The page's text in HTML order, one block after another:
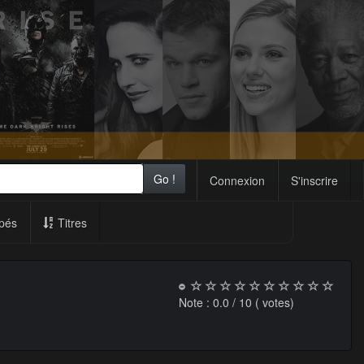
Connexion S'inscrire
Go !
Titres
Note : 0.0 / 10 ( votes)